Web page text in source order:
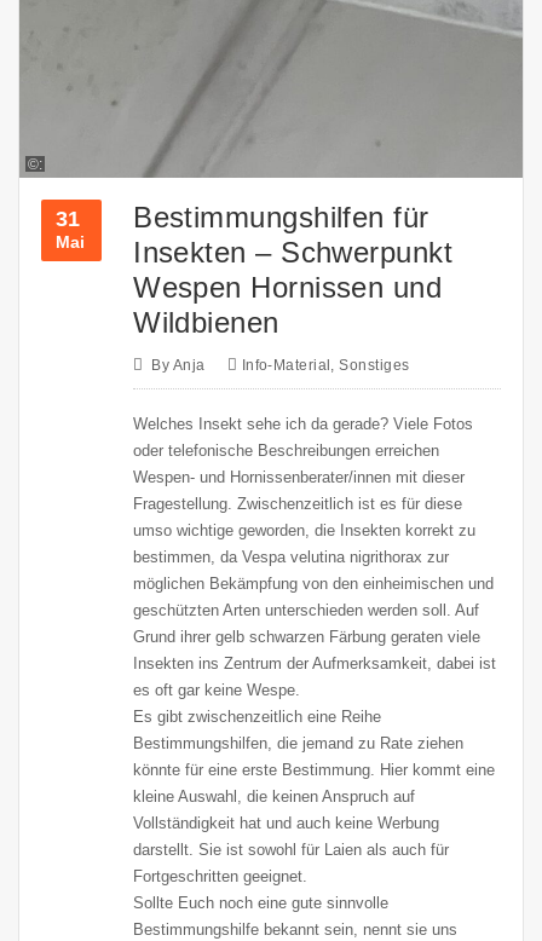
©:
31
Mai
Bestimmungshilfen für
Insekten – Schwerpunkt
Wespen Hornissen und
Wildbienen
By Anja Info-Material ,Sonstiges
Welches Insekt sehe ich da gerade? Viele Fotos
oder telefonische Beschreibungen erreichen
Wespen- und Hornissenberater/innen mit dieser
Fragestellung. Zwischenzeitlich ist es für diese
umso wichtige geworden, die Insekten korrekt zu
bestimmen, da Vespa velutina nigrithorax zur
möglichen Bekämpfung von den einheimischen und
geschützten Arten unterschieden werden soll. Auf
Grund ihrer gelb schwarzen Färbung geraten viele
Insekten ins Zentrum der Aufmerksamkeit, dabei ist
es oft gar keine Wespe.
Es gibt zwischenzeitlich eine Reihe
Bestimmungshilfen, die jemand zu Rate ziehen
könnte für eine erste Bestimmung. Hier kommt eine
kleine Auswahl, die keinen Anspruch auf
Vollständigkeit hat und auch keine Werbung
darstellt. Sie ist sowohl für Laien als auch für
Fortgeschritten geeignet.
Sollte Euch noch eine gute sinnvolle
Bestimmungshilfe bekannt sein, nennt sie uns